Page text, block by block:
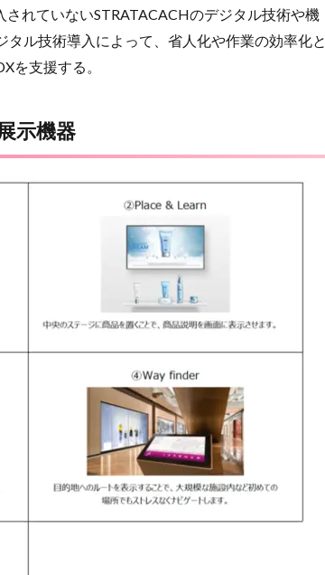
されていないSTRATACACHのデジタル技術や機
ル技術導入によって、省人化や作業の効率化と
を支援する。
示機器